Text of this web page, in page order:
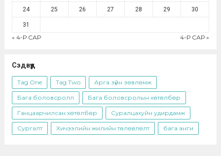
24 25 26 27 28 29 30
31
« 4-Р САР 4-Р САР »
Сэдвүүд
Tag One Tag Two Арга зүйн зөвлөмж
Бага боловсролл Бага боловсролын хөтөлбөр
Ганцаарчилсан хөтөлбөр Суралцахуйн удирдамж
Сургалт Хичээлийн жилийн төлөвлөлт бага анги